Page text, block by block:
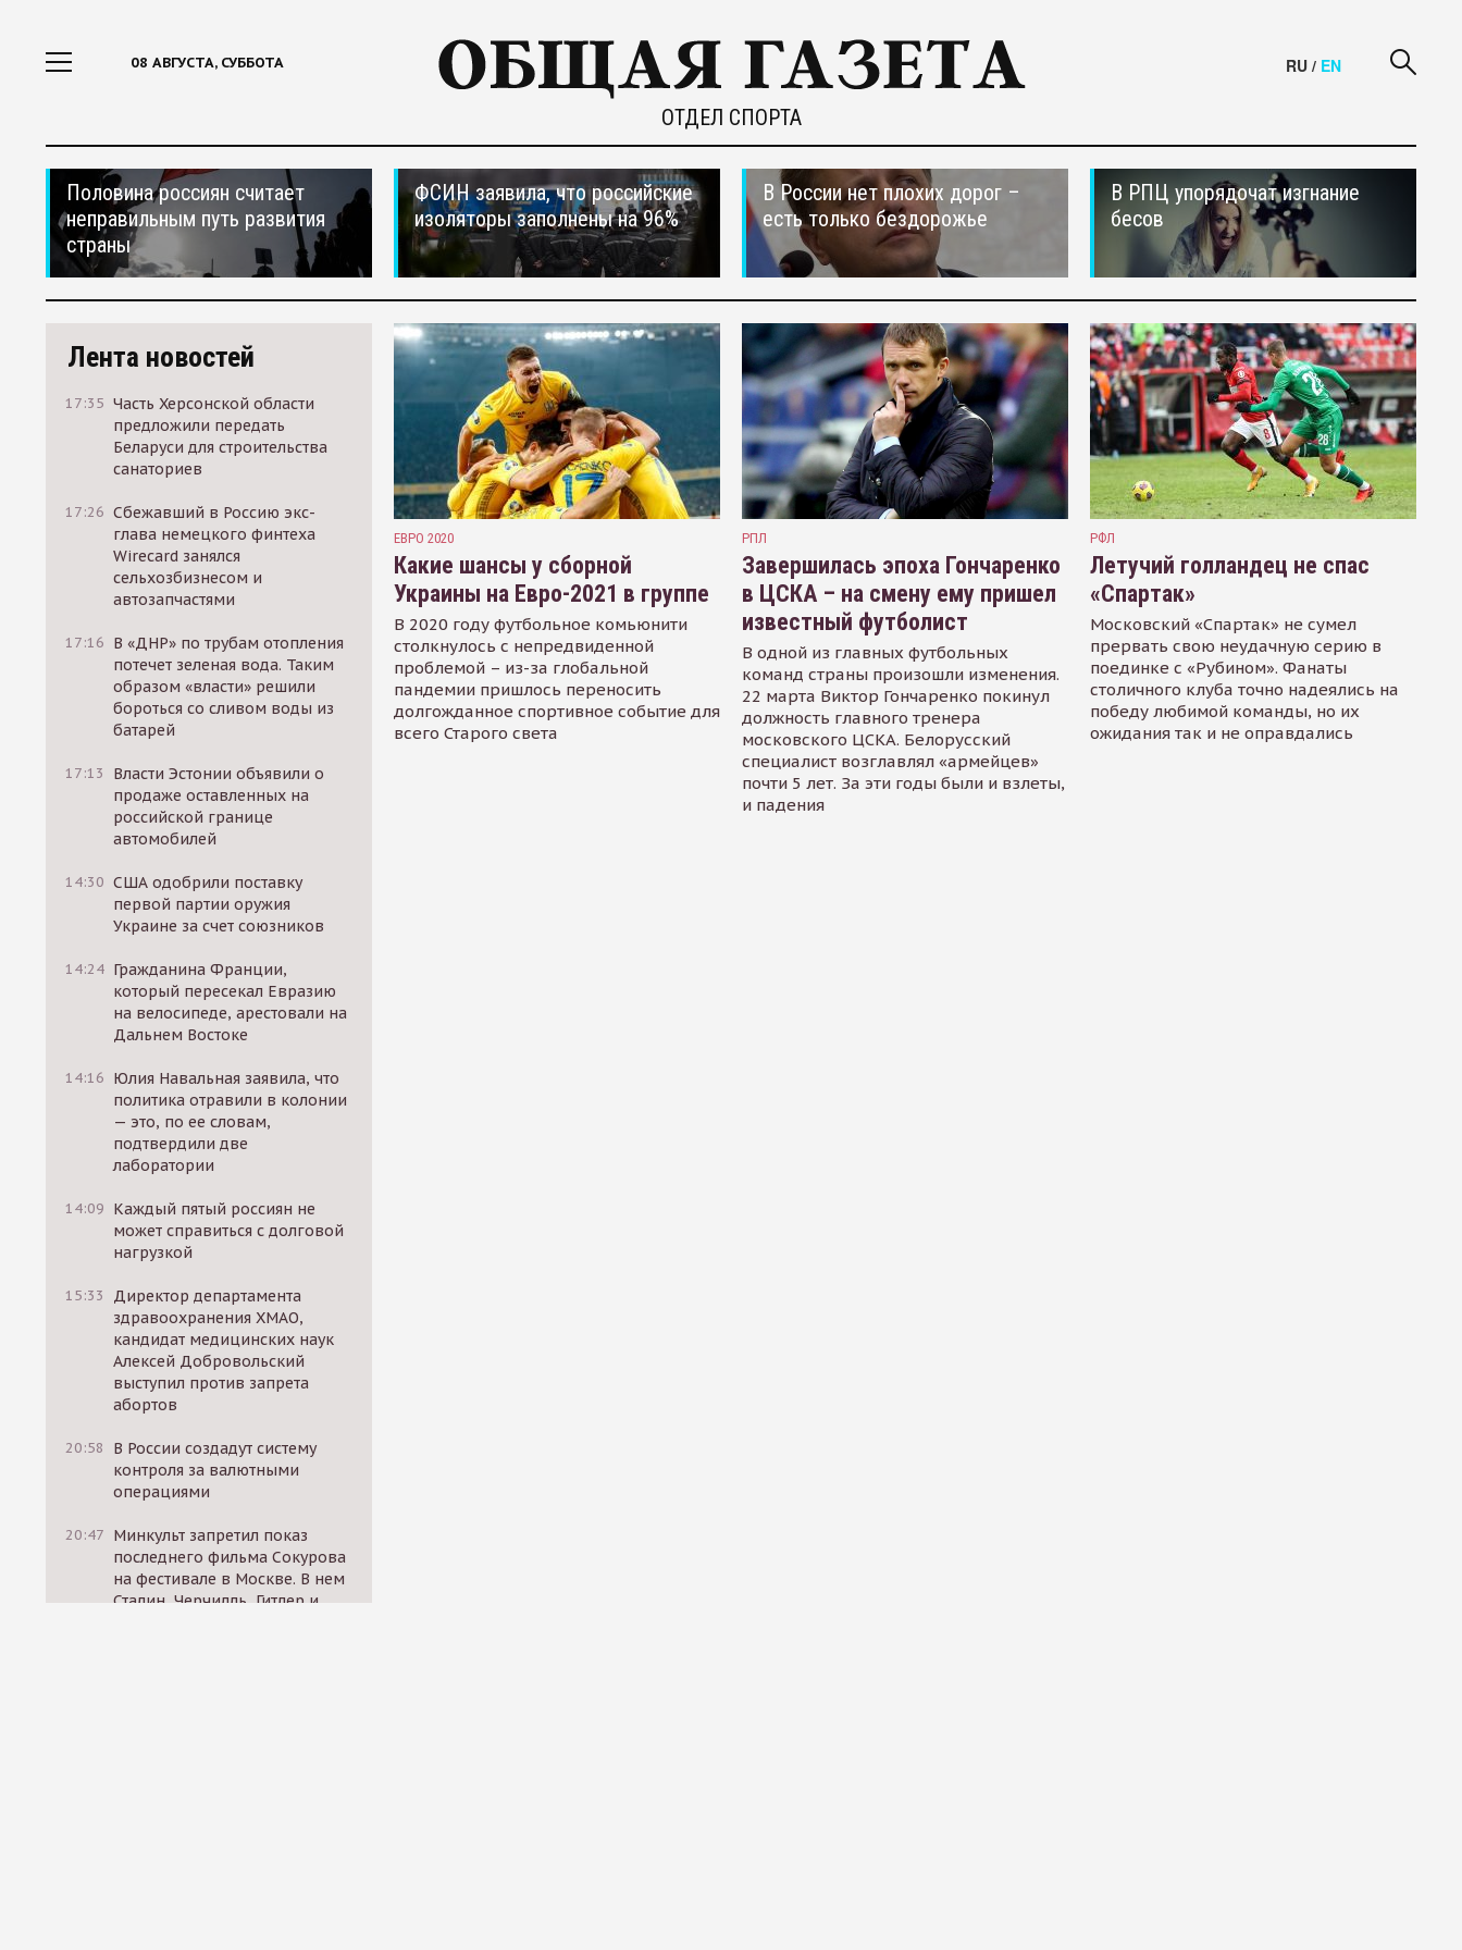
08 АВГУСТА, СУББОТА
ОТДЕЛ СПОРТА
RU / EN
Половина россиян считает
неправильным путь развития
страны
ФСИН заявила, что российские
изоляторы заполнены на 96%
В России нет плохих дорог –
есть только бездорожье
В РПЦ упорядочат изгнание
бесов
Лента новостей
17:35 Часть Херсонской области
предложили передать
Беларуси для строительства
санаториев
17:26 Сбежавший в Россию экс-
глава немецкого финтеха
Wirecard занялся
сельхозбизнесом и
автозапчастями
17:16 В «ДНР» по трубам отопления
потечет зеленая вода. Таким
образом «власти» решили
бороться со сливом воды из
батарей
17:13
Власти Эстонии объявили о
продаже оставленных на
российской границе
автомобилей
14:30 США одобрили поставку
первой партии оружия
Украине за счет союзников
14:24 Гражданина Франции,
который пересекал Евразию
на велосипеде, арестовали на
Дальнем Востоке
14:16 Юлия Навальная заявила, что
политика отравили в колонии
— это, по ее словам,
подтвердили две
лаборатории
14:09 Каждый пятый россиян не
может справиться с долговой
нагрузкой
15:33
Директор департамента
здравоохранения ХМАО,
кандидат медицинских наук
Алексей Добровольский
выступил против запрета
абортов
20:58
В России создадут систему
контроля за валютными
операциями
20:47 Минкульт запретил показ
последнего фильма Сокурова
на фестивале в Москве. В нем
Сталин, Черчилль, Гитлер и
ЕВРО 2020
Какие шансы у сборной
Украины на Евро-2021 в группе
В 2020 году футбольное комьюнити
столкнулось с непредвиденной
проблемой – из-за глобальной
пандемии пришлось переносить
долгожданное спортивное событие для
всего Старого света
РПЛ
Завершилась эпоха Гончаренко
в ЦСКА – на смену ему пришел
известный футболист
В одной из главных футбольных
команд страны произошли изменения.
22 марта Виктор Гончаренко покинул
должность главного тренера
московского ЦСКА. Белорусский
специалист возглавлял «армейцев»
почти 5 лет. За эти годы были и взлеты,
и падения
РФЛ
Летучий голландец не спас
«Спартак»
Московский «Спартак» не сумел
прервать свою неудачную серию в
поединке с «Рубином». Фанаты
столичного клуба точно надеялись на
победу любимой команды, но их
ожидания так и не оправдались